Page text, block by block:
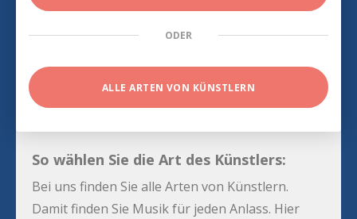
ODER
ALLE ARTEN VON KÜNSTLERN
So wählen Sie die Art des Künstlers:
Bei uns finden Sie alle Arten von Künstlern.
Damit finden Sie Musik für jeden Anlass. Hier